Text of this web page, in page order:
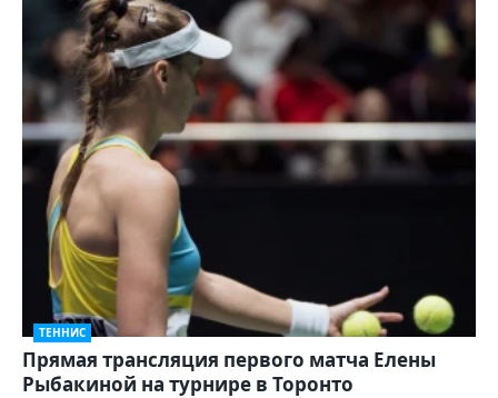
ТЕННИС
Прямая трансляция первого матча Елены
Рыбакиной на турнире в Торонто